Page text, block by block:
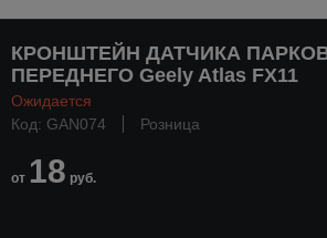
КРОНШТЕЙН ДАТЧИКА
ПЕРЕДНЕГО Geely Atlas FX11
Ожидается
Код: GAN074
Розница
от 18 руб.